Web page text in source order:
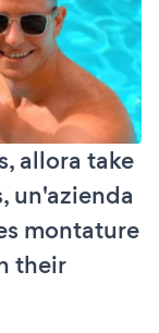
allora take
un'azienda
montature
their